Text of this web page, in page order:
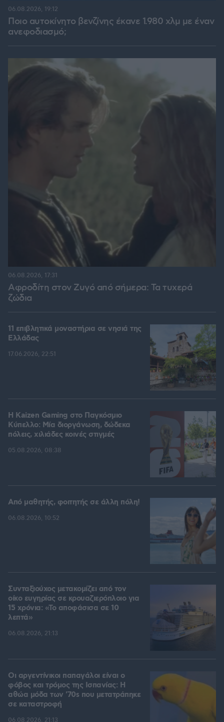
Ποιο αυτοκίνητο βενζίνης έκανε 1.980 χλμ με έναν
ανεφοδιασμό;
06.08.2026, 19:12
Αφροδίτη στον Ζυγό από σήμερα: Τα τυχερά
ζώδια
06.08.2026, 17:31
11 επιβλητικά μοναστήρια σε νησιά της
Ελλάδας
17.06.2026, 22:51
H Kaizen Gaming στο Παγκόσμιο
Kύπελλο: Μία διοργάνωση, δώδεκα
πόλεις, χιλιάδες κοινές στιγμές
05.08.2026, 08:38
Από μαθητής, φοιτητής σε άλλη πόλη!
06.08.2026, 10:52
Συνταξιούχος μετακομίζει από τον
οίκο ευγηρίας σε κρουαζιερόπλοιο για
15 χρόνια: «Το αποφάσισα σε 10
λεπτά»
06.08.2026, 21:13
Οι αργεντίνικοι παπαγάλοι είναι ο
φόβος και τρόμος της Ισπανίας: Η
αθώα μόδα των '70s που μετατράπηκε
σε καταστροφή
06.08.2026, 21:13